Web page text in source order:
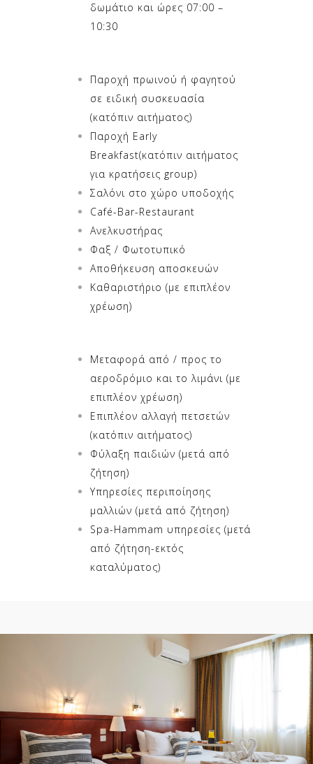
δωμάτιο και ώρες 07:00 –
10:30
Παροχή πρωινού ή φαγητού
σε ειδική συσκευασία
(κατόπιν αιτήματος)
Παροχή Early
Breakfast(κατόπιν αιτήματος
για κρατήσεις group)
Σαλόνι στο χώρο υποδοχής
Café-Bar-Restaurant
Ανελκυστήρας
Φαξ / Φωτοτυπικό
Αποθήκευση αποσκευών
Καθαριστήριο (με επιπλέον
χρέωση)
Μεταφορά από / προς το
αεροδρόμιο και το λιμάνι (με
επιπλέον χρέωση)
Επιπλέον αλλαγή πετσετών
(κατόπιν αιτήματος)
Φύλαξη παιδιών (μετά από
ζήτηση)
Υπηρεσίες περιποίησης
μαλλιών (μετά από ζήτηση)
Spa-Hammam υπηρεσίες (μετά
από ζήτηση-εκτός
καταλύματος)